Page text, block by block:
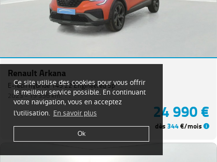
Ce site utilise des cookies pour vous offrir
le meilleur service possible. En continuant
votre navigation, vous en acceptez
l'utilisation. En savoir plus
Ok
Renault Arkana
E-Tech hybride 145 22 Engineered 5p
2023 -19 356 km
24 990 €
dès344€/mois